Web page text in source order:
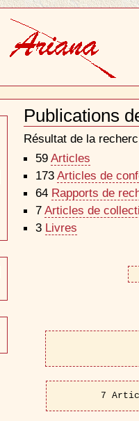
Publications
Document
Actions
Résultat de la
59 Articles
173 Articles de
64 Rapports de
7 Articles de
3 Livres
7